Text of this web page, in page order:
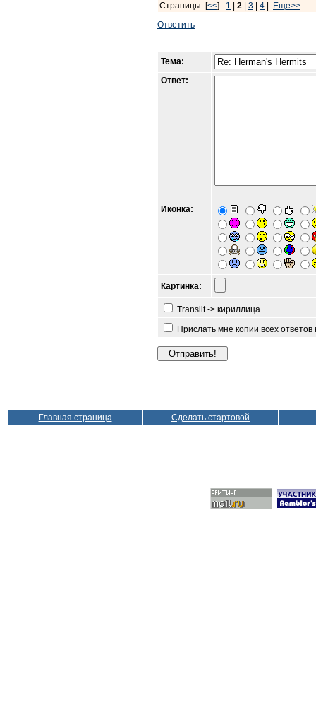
Страницы: [<<] 1 2 3 4
Еще>>
Ответить
Тема:
Ответ:
Иконка:
Картинка:
Translit -> кириллица
Прислать мне копии всех
Главная страница Сделать стартовой